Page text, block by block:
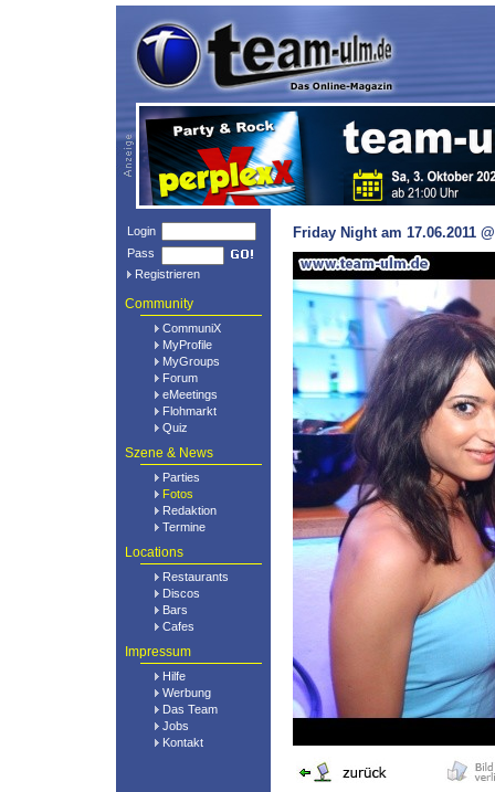
Login
Pass
Registrieren
Community
CommuniX
MyProfile
MyGroups
Forum
eMeetings
Flohmarkt
Quiz
Szene & News
Parties
Fotos
Redaktion
Termine
Locations
Restaurants
Discos
Bars
Cafes
Impressum
Hilfe
Werbung
Das Team
Jobs
Kontakt
Friday Night am 17.06.2011